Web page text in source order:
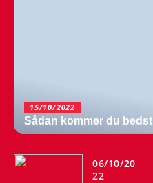
15/10/2022
Sådan kommer du
06/10/20
22